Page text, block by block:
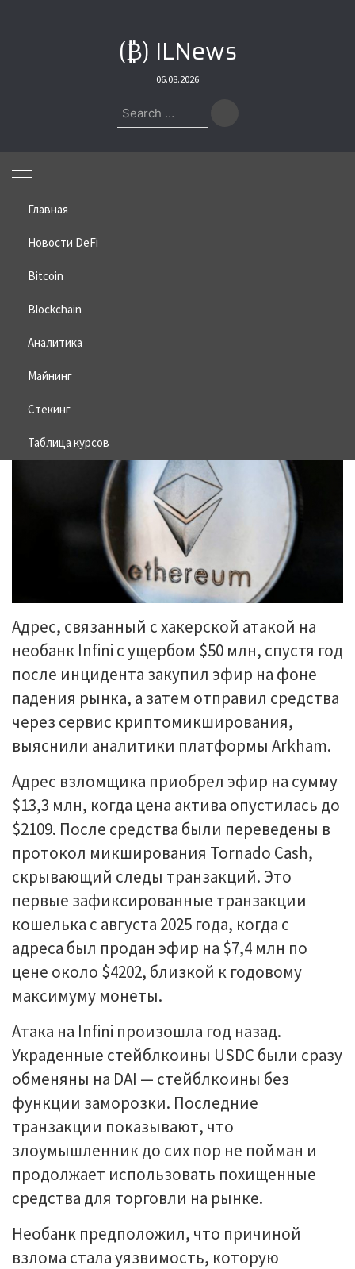
(₿) ILNews
06.08.2026
Search
for:
Главная
Новости DeFi
Bitcoin
Blockchain
Аналитика
Майнинг
Стекинг
Таблица курсов
Home»Bitcoin
Взломщик Infini закупился
Ethereum на $13 млн
10.02.2026
Адрес, связанный с хакерской атакой на
необанк Infini с ущербом $50 млн, спустя год
после инцидента закупил эфир на фоне
падения рынка, а затем отправил средства
через сервис криптомикширования,
выяснили аналитики платформы Arkham.
Адрес взломщика приобрел эфир на сумму
$13,3 млн, когда цена актива опустилась до
$2109. После средства были переведены в
протокол микширования Tornado Cash,
скрывающий следы транзакций. Это
первые зафиксированные транзакции
кошелька с августа 2025 года, когда с
адреса был продан эфир на $7,4 млн по
цене около $4202, близкой к годовому
максимуму монеты.
Атака на Infini произошла год назад.
Украденные стейблкоины USDC были сразу
обменяны на DAI — стейблкоины без
функции заморозки. Последние
транзакции показывают, что
злоумышленник до сих пор не пойман и
продолжает использовать похищенные
средства для торговли на рынке.
Необанк предположил, что причиной
взлома стала уязвимость, которую